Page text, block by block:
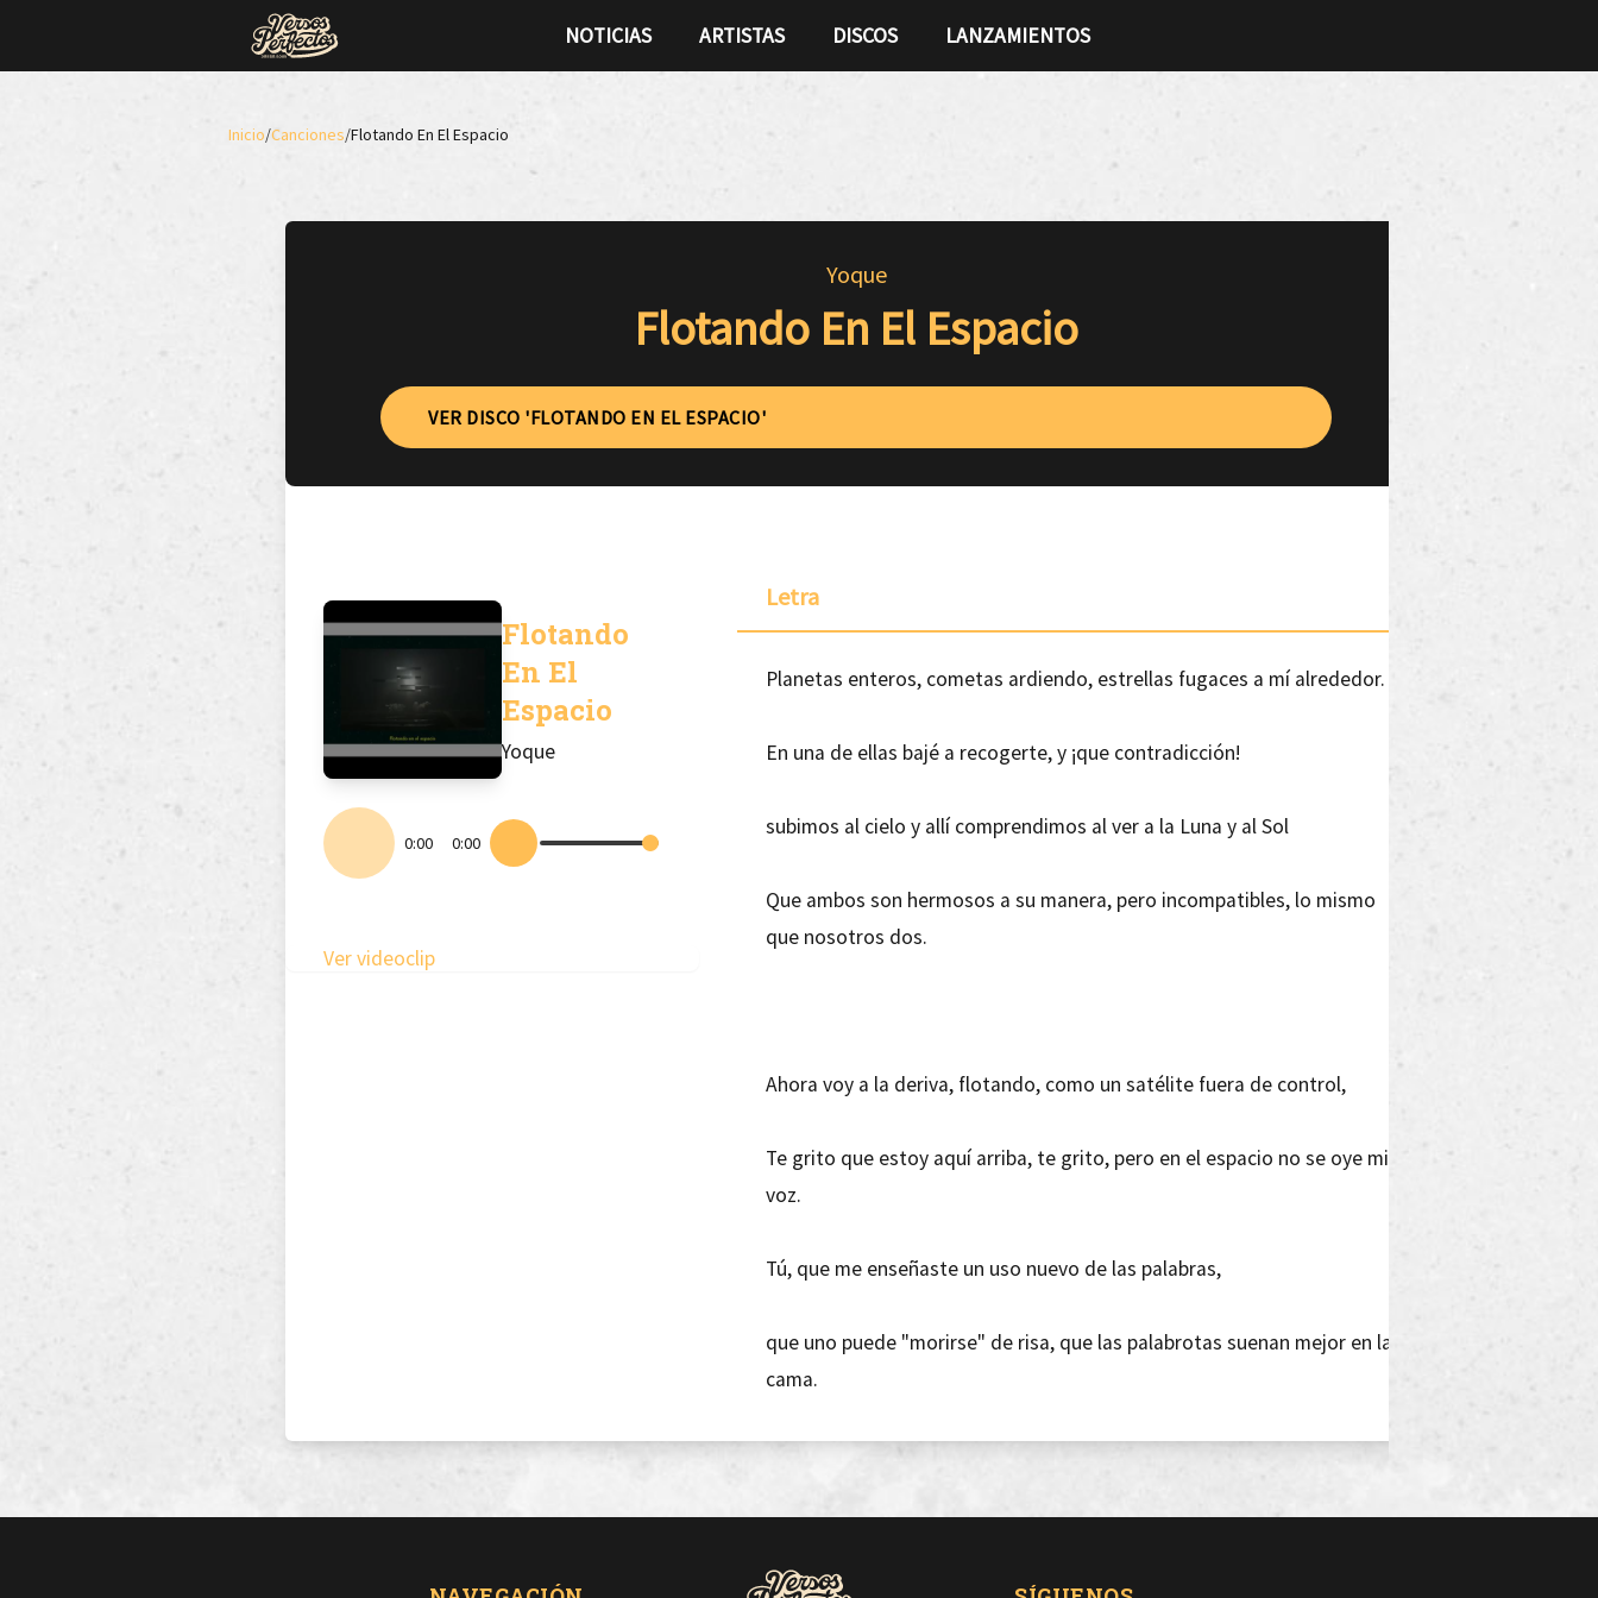
NOTICIAS ARTISTAS DISCOS LANZAMIENTOS
Inicio/Canciones/Flotando En El Espacio
Yoque
Flotando En El Espacio
VER DISCO 'FLOTANDO EN EL ESPACIO'
Flotando
En El
Espacio
Yoque
0:00 0:00
Ver videoclip
Letra
Planetas enteros, cometas ardiendo, estrellas fugaces a mí alrededor.
En una de ellas bajé a recogerte, y ¡que contradicción!
subimos al cielo y allí comprendimos al ver a la Luna y al Sol
Que ambos son hermosos a su manera, pero incompatibles, lo mismo
que nosotros dos.
Ahora voy a la deriva, flotando, como un satélite fuera de control,
Te grito que estoy aquí arriba, te grito, pero en el espacio no se oye mi
voz.
Tú, que me enseñaste un uso nuevo de las palabras,
que uno puede "morirse" de risa, que las palabrotas suenan mejor en la
cama.